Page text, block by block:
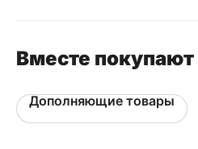
Вместе покупают
Дополняющие товары